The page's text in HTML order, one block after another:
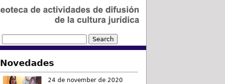
Novedades
24 de november de 2020